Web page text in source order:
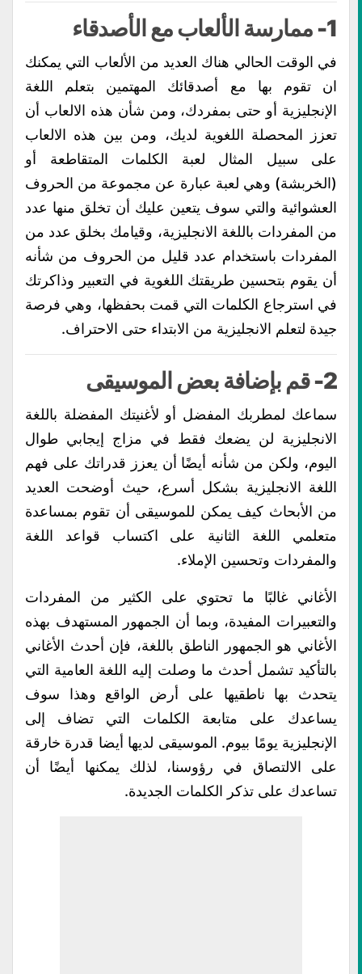
1- ممارسة الألعاب مع الأصدقاء
في الوقت الحالي هناك العديد من الألعاب التي يمكنك
ان تقوم بها مع أصدقائك المهتمين بتعلم اللغة
الإنجليزية أو حتى بمفردك، ومن شأن هذه الالعاب أن
تعزز المحصلة اللغوية لديك، ومن بين هذه الالعاب
على سبيل المثال لعبة الكلمات المتقاطعة أو
(الخربشة) وهي لعبة عبارة عن مجموعة من الحروف
العشوائية والتي سوف يتعين عليك أن تخلق منها عدد
من المفردات باللغة الانجليزية، وقيامك بخلق عدد من
المفردات باستخدام عدد قليل من الحروف من شأنه
أن يقوم بتحسين طريقتك اللغوية في التعبير وذاكرتك
في استرجاع الكلمات التي قمت بحفظها، وهي فرصة
جيدة لتعلم الانجليزية من الابتداء حتى الاحتراف.
2- قم بإضافة بعض الموسيقى
سماعك لمطربك المفضل أو لأغنيتك المفضلة باللغة
الانجليزية لن يضعك فقط في مزاج إيجابي طوال
اليوم، ولكن من شأنه أيضًا أن يعزز قدراتك على فهم
اللغة الانجليزية بشكل أسرع، حيث أوضحت العديد
من الأبحاث كيف يمكن للموسيقى أن تقوم بمساعدة
متعلمي اللغة الثانية على اكتساب قواعد اللغة
والمفردات وتحسين الإملاء.
الأغاني غالبًا ما تحتوي على الكثير من المفردات
والتعبيرات المفيدة، وبما أن الجمهور المستهدف بهذه
الأغاني هو الجمهور الناطق باللغة، فإن أحدث الأغاني
بالتأكيد تشمل أحدث ما وصلت إليه اللغة العامية التي
يتحدث بها ناطقيها على أرض الواقع وهذا سوف
يساعدك على متابعة الكلمات التي تضاف إلى
الإنجليزية يومًا بيوم. الموسيقى لديها أيضا قدرة خارقة
على الالتصاق في رؤوسنا، لذلك يمكنها أيضًا أن
تساعدك على تذكر الكلمات الجديدة.